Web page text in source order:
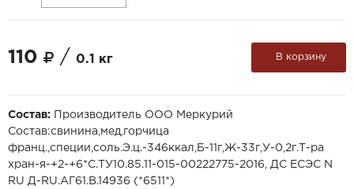
110 / 0.1 кг В корзину
Состав:
Производитель ООО Меркурий
Состав:свинина,мед,горчица
франц.,специи,соль.Э.ц.-346ккал,Б-11г,Ж-33г,У-0,2г.Т-ра
хран-я-+2-+6*С.ТУ10.85.11-015-00222775-2016, ДС ЕСЭС N
RU Д-RU.АГ61.B.14936 (*6511*)